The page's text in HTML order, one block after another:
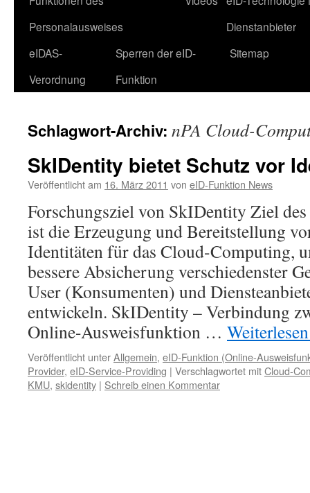
Personalausweises
Dienstanbieter
eIDAS-
Verordnung
Sperren der eID-
Funktion
Sitemap
Schlagwort-Archiv: nPA Cloud-
SkIDentity bietet Schutz vor
Veröffentlicht am 16. März 2011 von eID-Funktion News
Forschungsziel von SkIDentity Ziel
ist die Erzeugung und Bereitstellung
Identitäten für das Cloud-Computing,
bessere Absicherung verschiedenster
User (Konsumenten) und
entwickeln. SkIDentity – Verbindung
Online-Ausweisfunktion …
Veröffentlicht unterAllgemein, eID-Funktion (Online-
Provider, eID-Service-Providing | Verschlagwortet mitCloud-
KMU, skidentity | Schreib einen Kommentar